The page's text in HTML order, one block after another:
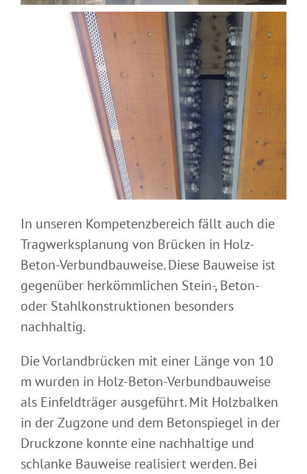
In unseren Kompetenzbereich fällt auch die
Tragwerksplanung von Brücken in Holz-
Beton-Verbundbauweise. Diese Bauweise ist
gegenüber herkömmlichen Stein-, Beton-
oder Stahlkonstruktionen besonders
nachhaltig.
Die Vorlandbrücken mit einer Länge von 10
m wurden in Holz-Beton-Verbundbauweise
als Einfeldträger ausgeführt. Mit Holzbalken
in der Zugzone und dem Betonspiegel in der
Druckzone konnte eine nachhaltige und
schlanke Bauweise realisiert werden. Bei